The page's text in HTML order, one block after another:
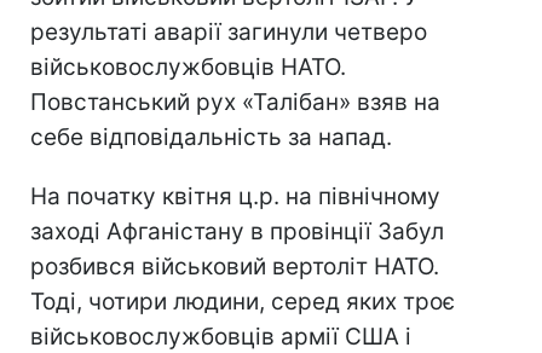
результаті аварії загинули четверо
військовослужбовців НАТО.
Повстанський рух «Талібан» взяв на
себе відповідальність за напад.
На початку квітня ц.р. на північному
заході Афганістану в провінції Забул
розбився військовий вертоліт НАТО.
Тоді, чотири людини, серед яких троє
військовослужбовців армії США і